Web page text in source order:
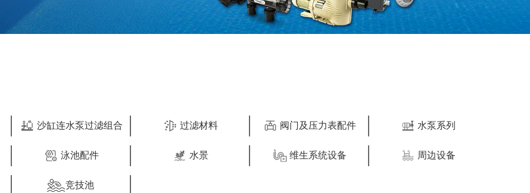
沙缸连水泵过滤组合 过滤材料 阀门及压力表配件 水泵系列
泳池配件 水景 维生系统设备 周边设备
竞技池